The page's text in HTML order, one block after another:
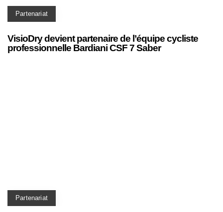
Partenariat
VisioDry devient partenaire de l’équipe cycliste
professionnelle Bardiani CSF 7 Saber
Partenariat